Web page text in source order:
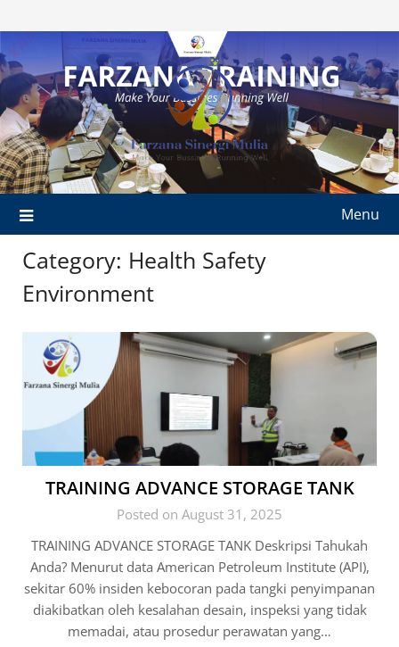
to
content
Menu
Category: Health Safety
Environment
TRAINING ADVANCE STORAGE TANK
Posted on August 31, 2025
TRAINING ADVANCE STORAGE TANK Deskripsi Tahukah
Anda? Menurut data American Petroleum Institute (API),
sekitar 60% insiden kebocoran pada tangki penyimpanan
diakibatkan oleh kesalahan desain, inspeksi yang tidak
memadai, atau prosedur perawatan yang…